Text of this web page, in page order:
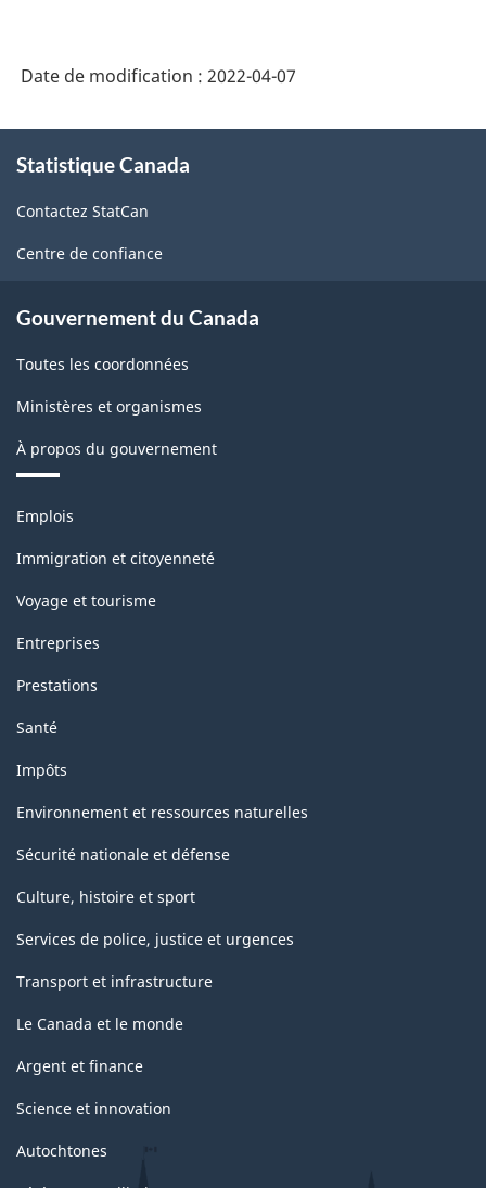
Date de modification : 2022-04-07
propos
ce
site
Statistique Canada
Contactez StatCan
Centre de confiance
Gouvernement du Canada
Toutes les coordonnées
Ministères et organismes
À propos du gouvernement
Thèmes
sujets
Emplois
Immigration et citoyenneté
Voyage et tourisme
Entreprises
Prestations
Santé
Impôts
Environnement et ressources naturelles
Sécurité nationale et défense
Culture, histoire et sport
Services de police, justice et urgences
Transport et infrastructure
Le Canada et le monde
Argent et finance
Science et innovation
Autochtones